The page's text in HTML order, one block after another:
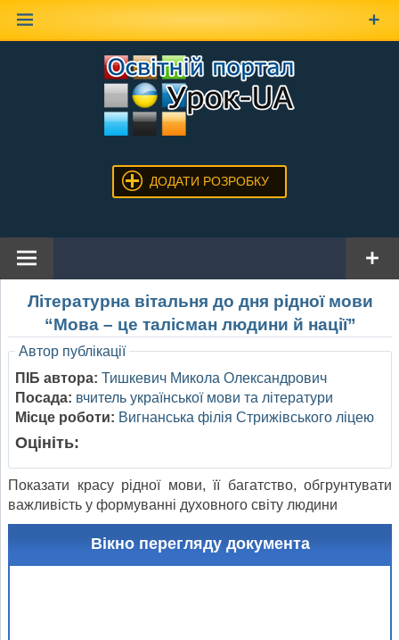
ДОДАТИ РОЗРОБКУ
Літературна вітальня до дня рідної мови
“Мова – це талісман людини й нації”
Автор публікації
ПІБ автора: Тишкевич Микола Олександрович
Посада: вчитель української мови та літератури
Місце роботи: Вигнанська філія Стрижівського ліцею
Оцініть:
Показати красу рідної мови, її багатство, обгрунтувати
важливість у формуванні духовного світу людини
Вікно перегляду документа